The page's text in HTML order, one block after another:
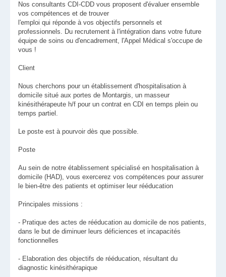
Nos consultants CDI-CDD vous proposent d'évaluer ensemble
vos compétences et de trouver
l'emploi qui réponde à vos objectifs personnels et
professionnels. Du recrutement à l'intégration dans votre future
équipe de soins ou d'encadrement, l'Appel Médical s'occupe de
vous !
Client
Nous cherchons pour un établissement d'hospitalisation à
domicile situé aux portes de Montargis, un masseur
kinésithérapeute h/f pour un contrat en CDI en temps plein ou
temps partiel.
Le poste est à pourvoir dès que possible.
Poste
Au sein de notre établissement spécialisé en hospitalisation à
domicile (HAD), vous exercerez vos compétences pour assurer
le bien-être des patients et optimiser leur rééducation
Principales missions :
- Pratique des actes de rééducation au domicile de nos patients,
dans le but de diminuer leurs déficiences et incapacités
fonctionnelles
- Elaboration des objectifs de rééducation, résultant du
diagnostic kinésithérapique